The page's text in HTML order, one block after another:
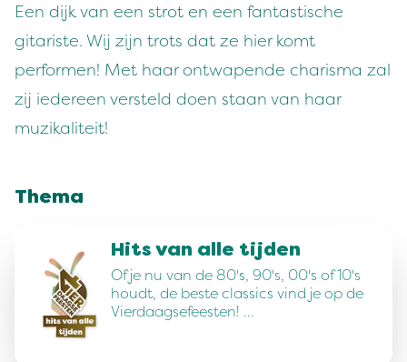
Een dijk van een strot en een fantastische
gitariste. Wij zijn trots dat ze hier komt
performen! Met haar ontwapende charisma zal
zij iedereen versteld doen staan van haar
muzikaliteit!
Thema
Hits van alle tijden
Of je nu van de 80's, 90's, 00's of 10's
houdt, de beste classics vind je op de
Vierdaagsefeesten! …